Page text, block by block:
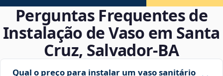
Perguntas Frequentes de
Instalação de Vaso em Santa
Cruz, Salvador‑BA
Qual o preço para instalar um vaso sanitário